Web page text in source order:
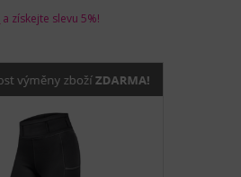
a získejte slevu 5%!